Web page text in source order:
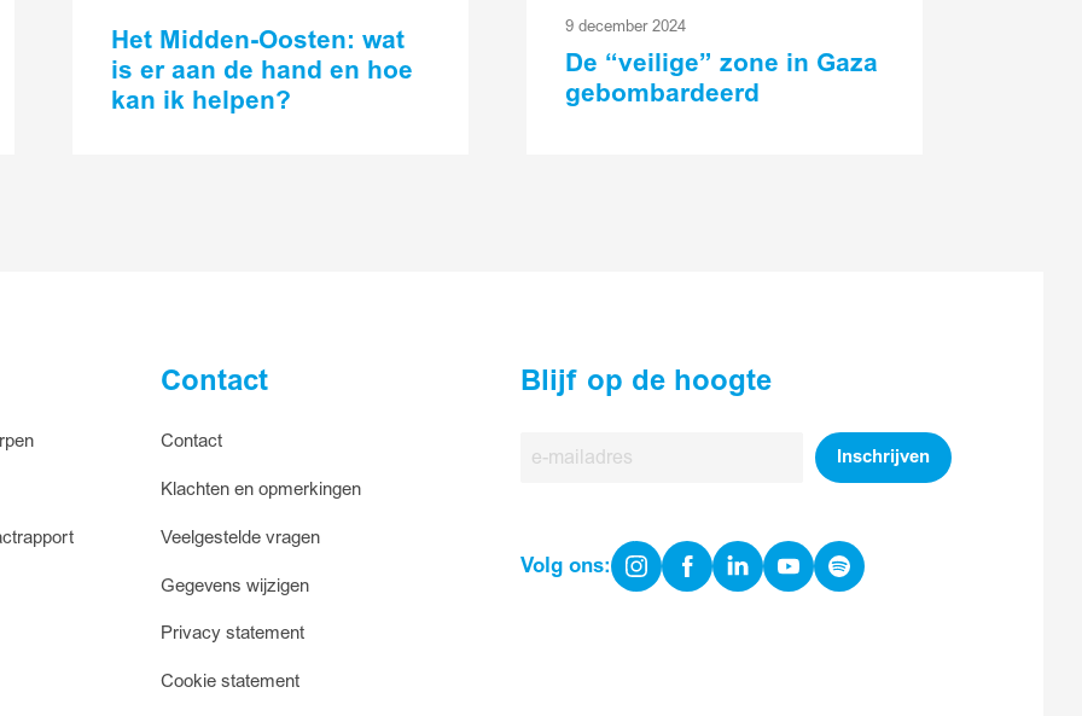
Het Midden-Oosten: wat
is er aan de hand en hoe
kan ik helpen?
9 december 2024
De “veilige” zone in Gaza
gebombardeerd
Contact
Contact
Klachten en opmerkingen
Veelgestelde vragen
Gegevens wijzigen
Privacy statement
Cookie statement
Blijf op de hoogte
Inschrijven
Volg ons:InstagramFacebook
LinkedinYoutubeSpotify